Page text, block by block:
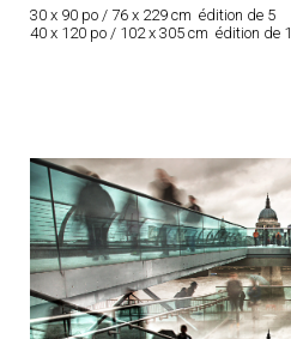
30 x 90 po / 76 x 229 cm édition de 5
40 x 120 po / 102 x 305 cm édition de 1